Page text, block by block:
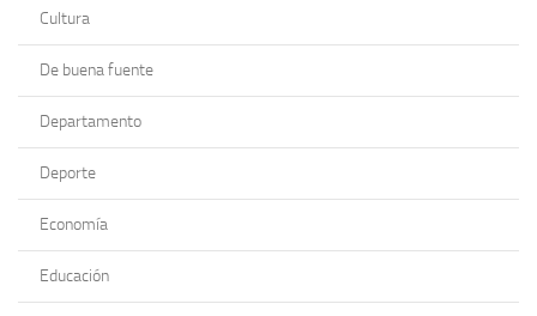
Cultura
De buena fuente
Departamento
Deporte
Economía
Educación